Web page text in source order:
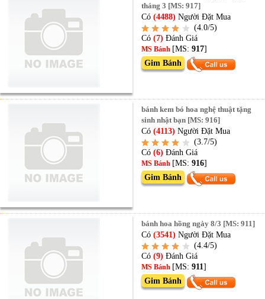
tháng 3 [MS: 917]
Có(4488) Người Đặt Mua
(4.0/5)
Có (7)Đánh Giá
MS Bánh [MS:917]
Gim Bánh
bánh kem bó hoa nghệ thuật tặng
sinh nhật bạn [MS: 916]
Có(4113) Người Đặt Mua
(3.7/5)
Có (6)Đánh Giá
MS Bánh [MS:916]
Gim Bánh
bánh hoa hồng ngày 8/3 [MS: 911]
Có(3541) Người Đặt Mua
(4.4/5)
Có (9)Đánh Giá
MS Bánh [MS:911]
Gim Bánh